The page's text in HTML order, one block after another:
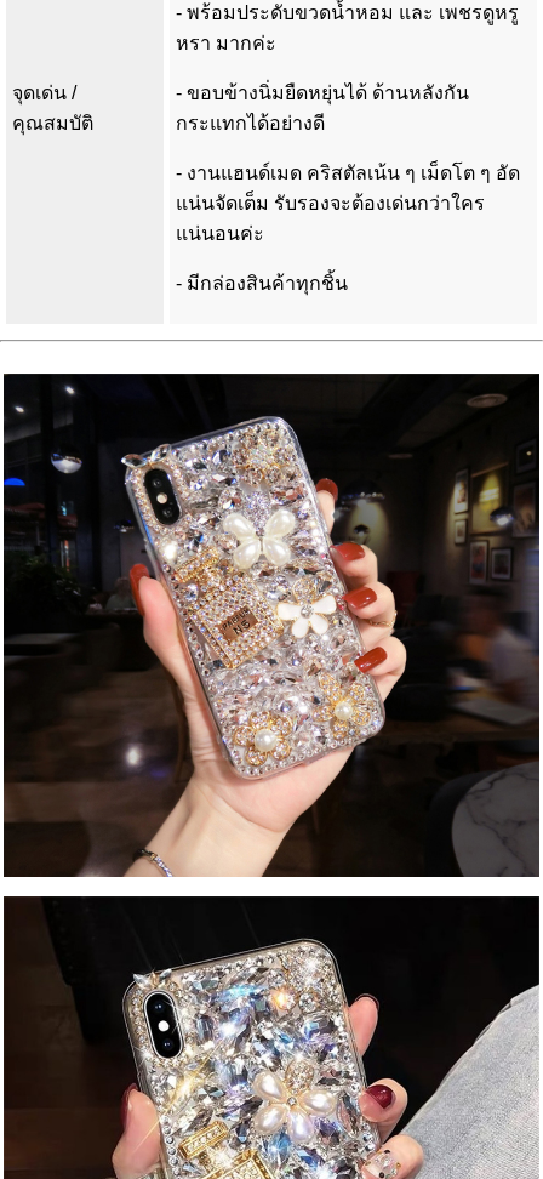
จุดเด่น /
คุณสมบัติ
- พร้อมประดับขวดน้ำหอม และ เพชรดูหรู
หรา มากค่ะ
- ขอบข้างนิ่มยืดหยุ่นได้ ด้านหลังกัน
กระแทกได้อย่างดี
- งานแฮนด์เมด คริสตัลเน้น ๆ เม็ดโต ๆ อัด
แน่นจัดเต็ม รับรองจะต้องเด่นกว่าใคร
แน่นอนค่ะ
- มีกล่องสินค้าทุกชิ้น